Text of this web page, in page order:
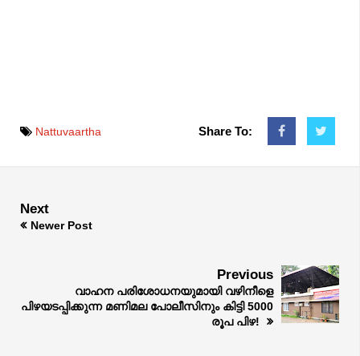
Nattuvaartha Share To:
Next
Newer Post
Previous
വാഹന പരിശോധനയുമായി വഴിനീളെ
പിഴയടപ്പിക്കുന്ന മണിമല പോലീസിനും കിട്ടി 5000
രൂപ പിഴ!